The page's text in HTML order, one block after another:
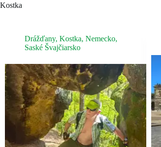
Kostka
Drážďany, Kostka, Nemecko,
Saské Švajčiarsko